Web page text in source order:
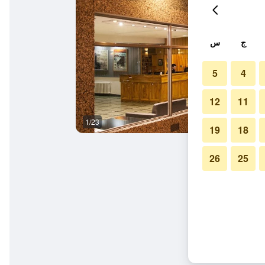
1/23
ج س
4
5
11
12
18
19
25
26